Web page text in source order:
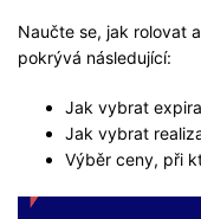
Naučte se, jak rolovat
pokrývá následující:
Jak vybrat
Jak vybrat
Výběr ceny, při